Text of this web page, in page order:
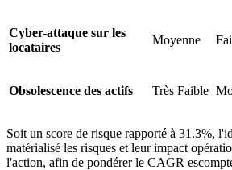
Cyber-attaque sur les
locataires
Moyenne
Obsolescence des actifs Très Faible
Soit un score de risque rapporté à 31.3%,
matérialisé les risques et leur impact
l'action, afin de pondérer le CAGR